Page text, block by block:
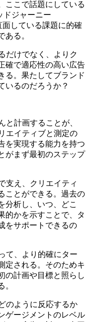
ここで話題にしている
ドジャーニー
面している課題に的確
ある。
だけでなく、よりク
確で適応性の高い広告
る。果たしてブランド
いるのだろうか？
計画することが、
エイティブと測定の
を実現する能力を持つ
がまず最初のステップ
支え、クリエイティ
ことができる。過去の
分析し、いつ、どこ
的かを示すことで、タ
をサポートできるの
て、より的確にター
定される。そのためキ
の計画や目標と照らし
。
のように反応するか
ゲージメントのレベル